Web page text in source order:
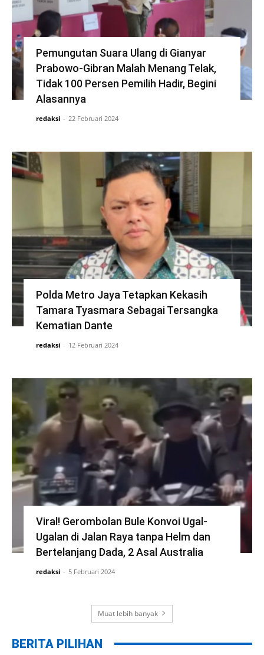
Pemungutan Suara Ulang di Gianyar
Prabowo-Gibran Malah Menang Telak,
Tidak 100 Persen Pemilih Hadir, Begini
Alasannya
redaksi - 22 Februari 2024
Polda Metro Jaya Tetapkan Kekasih
Tamara Tyasmara Sebagai Tersangka
Kematian Dante
redaksi - 12 Februari 2024
Viral! Gerombolan Bule Konvoi Ugal-
Ugalan di Jalan Raya tanpa Helm dan
Bertelanjang Dada, 2 Asal Australia
redaksi - 5 Februari 2024
Muat lebih banyak
BERITA PILIHAN